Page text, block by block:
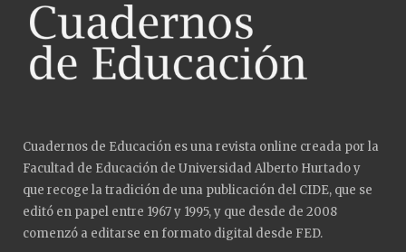
Cuadernos de Educación es una revista online creada por la
Facultad de Educación de Universidad Alberto Hurtado y
que recoge la tradición de una publicación del CIDE, que se
editó en papel entre 1967 y 1995, y que desde de 2008
comenzó a editarse en formato digital desde FED.